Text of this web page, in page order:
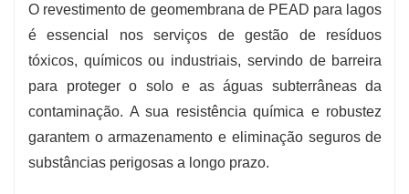
O revestimento de geomembrana de PEAD para lagos
é essencial nos serviços de gestão de resíduos
tóxicos, químicos ou industriais, servindo de barreira
para proteger o solo e as águas subterrâneas da
contaminação. A sua resistência química e robustez
garantem o armazenamento e eliminação seguros de
substâncias perigosas a longo prazo.